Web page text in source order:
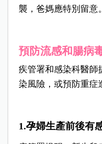
襲，爸媽應特別留意。
預防流感和腸病
疾管署和感染科醫師
染風險，或預防重症
1.孕婦生產前後有